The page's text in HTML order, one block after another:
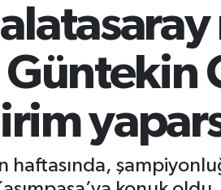
haftasında,